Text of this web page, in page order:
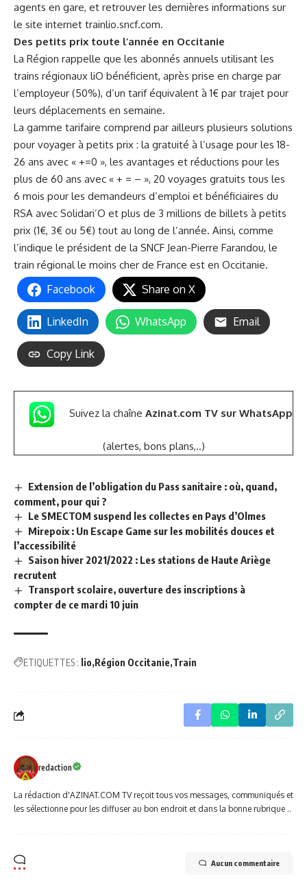
agents en gare, et retrouver les dernières informations sur
le site internet trainlio.sncf.com.
Des petits prix toute l’année en Occitanie
La Région rappelle que les abonnés annuels utilisant les
trains régionaux liO bénéficient, après prise en charge par
l’employeur (50%), d’un tarif équivalent à 1€ par trajet pour
leurs déplacements en semaine.
La gamme tarifaire comprend par ailleurs plusieurs solutions
pour voyager à petits prix : la gratuité à l’usage pour les 18-
26 ans avec « +=0 », les avantages et réductions pour les
plus de 60 ans avec « + = – », 20 voyages gratuits tous les
6 mois pour les demandeurs d’emploi et bénéficiaires du
RSA avec Solidari’O et plus de 3 millions de billets à petits
prix (1€, 3€ ou 5€) tout au long de l’année. Ainsi, comme
l’indique le président de la SNCF Jean-Pierre Farandou, le
train régional le moins cher de France est en Occitanie.
Facebook Share on X
LinkedIn WhatsApp Email
Copy Link
Suivez la chaîne Azinat.com TV sur WhatsApp
(alertes, bons plans,..)
Extension de l’obligation du Pass sanitaire : où, quand,
comment, pour qui ?
Le SMECTOM suspend les collectes en Pays d’Olmes
Mirepoix : Un Escape Game sur les mobilités douces et
l’accessibilité
Saison hiver 2021/2022 : Les stations de Haute Ariège
recrutent
Transport scolaire, ouverture des inscriptions à
compter de ce mardi 10 juin
ETIQUETTES : lio Région Occitanie Train
redaction
La rédaction d'AZINAT.COM TV reçoit tous vos messages, communiqués et
les sélectionne pour les diffuser au bon endroit et dans la bonne rubrique ..
Aucun commentaire